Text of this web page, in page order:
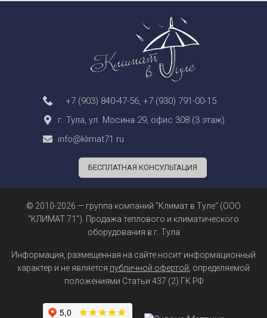
+7 (903) 840-47-56 +7 (930) 791-00-15
г. Тула, ул. Мосина 29, офис 308 (3 этаж)
info@klimat71.ru
БЕСПЛАТНАЯ КОНСУЛЬТАЦИЯ
© 2010-2026 — группа компаний "Климат в Туле" (ООО
"КЛИМАТ 71"). Продажа теплового и климатического
оборудования в г. Тула
Информация, размещенная на сайте носит информационный
характер и не является публичной офертой , определяемой
положениями Статьи 437 (2) ГК РФ